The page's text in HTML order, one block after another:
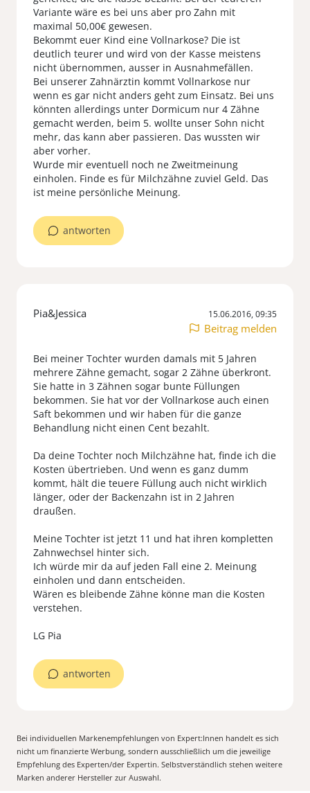
Variante wäre es bei uns aber pro Zahn mit
maximal 50,00€ gewesen.
Bekommt euer Kind eine Vollnarkose? Die ist
deutlich teurer und wird von der Kasse meistens
nicht übernommen, ausser in Ausnahmefällen.
Bei unserer Zahnärztin kommt Vollnarkose nur
wenn es gar nicht anders geht zum Einsatz. Bei uns
könnten allerdings unter Dormicum nur 4 Zähne
gemacht werden, beim 5. wollte unser Sohn nicht
mehr, das kann aber passieren. Das wussten wir
aber vorher.
Wurde mir eventuell noch ne Zweitmeinung
einholen. Finde es für Milchzähne zuviel Geld. Das
ist meine persönliche Meinung.
antworten
Pia&Jessica 15.06.2016, 09:35
Beitrag melden
Bei meiner Tochter wurden damals mit 5 Jahren
mehrere Zähne gemacht, sogar 2 Zähne überkront.
Sie hatte in 3 Zähnen sogar bunte Füllungen
bekommen. Sie hat vor der Vollnarkose auch einen
Saft bekommen und wir haben für die ganze
Behandlung nicht einen Cent bezahlt.
Da deine Tochter noch Milchzähne hat, finde ich die
Kosten übertrieben. Und wenn es ganz dumm
kommt, hält die teuere Füllung auch nicht wirklich
länger, oder der Backenzahn ist in 2 Jahren
draußen.
Meine Tochter ist jetzt 11 und hat ihren kompletten
Zahnwechsel hinter sich.
Ich würde mir da auf jeden Fall eine 2. Meinung
einholen und dann entscheiden.
Wären es bleibende Zähne könne man die Kosten
verstehen.
LG Pia
antworten
Bei individuellen Markenempfehlungen von Expert:Innen handelt es sich
nicht um finanzierte Werbung, sondern ausschließlich um die jeweilige
Empfehlung des Experten/der Expertin. Selbstverständlich stehen weitere
Marken anderer Hersteller zur Auswahl.